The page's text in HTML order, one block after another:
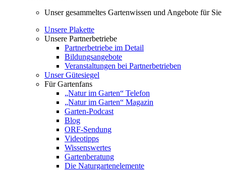
Unser gesammeltes Gartenwissen und Angebote für Sie
Unsere Plakette
Unsere Partnerbetriebe
Partnerbetriebe im Detail
Bildungsangebote
Veranstaltungen bei Partnerbetrieben
Unser Gütesiegel
Für Gartenfans
„Natur im Garten“ Telefon
„Natur im Garten“ Magazin
Garten-Podcast
Blog
ORF-Sendung
Videotipps
Wissenswertes
Gartenberatung
Die Naturgartenelemente